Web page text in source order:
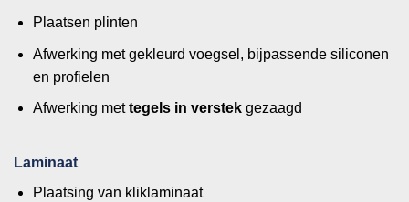
Plaatsen plinten
Afwerking met gekleurd voegsel, bijpassende siliconen
en profielen
Afwerking mettegels in verstekgezaagd
Laminaat
Plaatsing van kliklaminaat